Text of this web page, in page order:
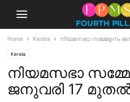
Home Kerala നിയമസഭാ സമ്മേളനം
Kerala
നിയമസഭാ
ജനുവരി 17